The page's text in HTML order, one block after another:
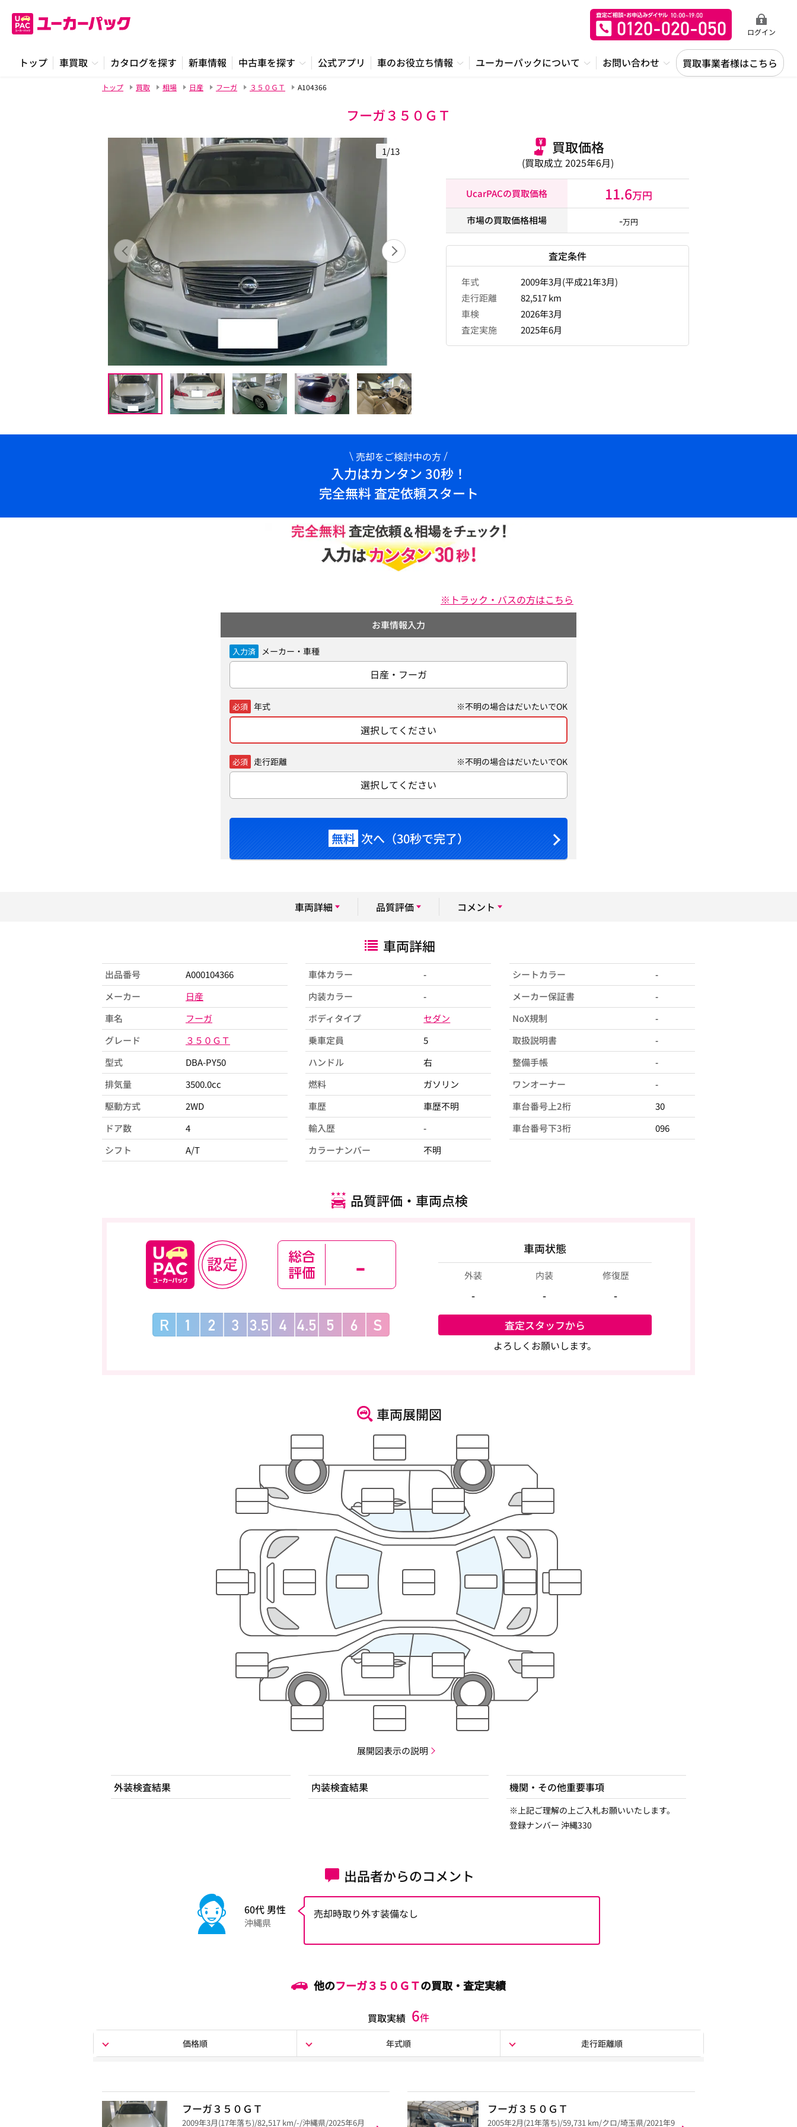
ログイン
トップ 車買取 カタログを探す 新車情報 中古車を探す 公式アプリ 車のお役立ち情報 ユーカーパックについて お問い合わせ 買取事業者様はこちら
トップ 買取 相場 日産 フーガ ３５０ＧＴ A104366
フーガ３５０ＧＴ
1/13 買取価格
(買取成立 2025年6月)
UcarPACの買取価格 11.6万円
市場の買取価格相場 -万円
査定条件
年式
2009年3月(平成21年3月)
走行距離
82,517 km
車検
2026年3月
査定実施
2025年6月
売却をご検討中の方
入力はカンタン 30秒！
完全無料 査定依頼スタート
※トラック・バスの方はこちら
お車情報入力
入力済 メーカー・車種
日産・フーガ
必須 年式 ※不明の場合はだいたいでOK
選択してください
必須 走行距離 ※不明の場合はだいたいでOK
選択してください
無料 次へ（30秒で完了）
車両詳細 品質評価 コメント
車両詳細
出品番号
A000104366
メーカー
日産
車名
フーガ
グレード
３５０ＧＴ
型式
DBA-PY50
排気量
3500.0cc
駆動方式
2WD
ドア数
4
シフト
A/T
車体カラー
-
内装カラー
-
ボディタイプ
セダン
乗車定員
5
ハンドル
右
燃料
ガソリン
車歴
車歴不明
輸入歴
-
カラーナンバー
不明
シートカラー
-
メーカー保証書
-
NoX規制
-
取扱説明書
-
整備手帳
-
ワンオーナー
-
車台番号上2桁
30
車台番号下3桁
096
品質評価・車両点検
- 車両状態
外装
-
内装
-
修復歴
-
査定スタッフから
よろしくお願いします。
車両展開図
展開図表示の説明
外装検査結果 内装検査結果 機関・その他重要事項
※上記ご理解の上ご入札お願いいたします。
登録ナンバー 沖縄330
出品者からのコメント
60代 男性
沖縄県
売却時取り外す装備なし
他のフーガ３５０ＧＴの買取・査定実績
買取実績 6件
価格順 年式順 走行距離順
フーガ３５０ＧＴ
2009年3月(17年落ち)/82,517 km/-/沖縄県/2025年6月
フーガ３５０ＧＴ
2005年2月(21年落ち)/59,731 km/クロ/埼玉県/2021年9